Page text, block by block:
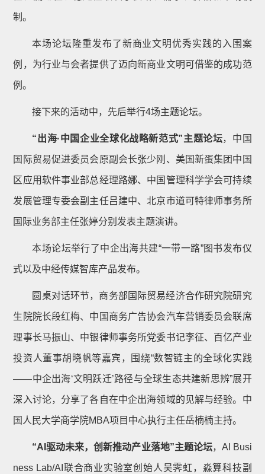
制。
本场论坛隆重发布了新商业文明优秀实践的入围案
例，为行业与会者提供了迈向新商业文明可借鉴的成功范
例。
接下来的活动中，先后举行4场主题论坛。
“出海·中国企业全球化战略新范式”主题论坛，中国
国际贸易促进委员会原副会长张少刚、美国新蛋集团中国
区应用软件事业部总经理路娜、中国管理科学学会可持续
发展管理专委会副主任吕建中、北京市道可特律师事务所
国际业务部主任张婷分别发表主题演讲。
本场论坛举行了中企出海共建“一带一路”图书发布仪
式以及中经传媒智库产品发布。
圆桌对话环节，商务部国际贸易经济合作研究院研究
生院院长段红梅、中国商务广告协会汽车营销委员会联席
理事长马振山、中银律师事务所党委书记李征、百亿产业
投资人董事胡晓帆等嘉宾，围绕“数智链主的全球化实践
——中企出海‘文明跃迁’路径与全球生态共建新思辨”展开
深入讨论，分享了各自在中企出海领域的见解与经验。中
国人民大学商学院MBA项目中心执行主任岳楠楠主持。
“AI驱动未来，创新推动产业落地”主题论坛，AI Busi
ness Lab/AI联合商业实验室创始人吴霁虹，淼算科技副